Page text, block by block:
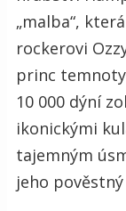
„malba“,
rockerovi
princ
10 000 dýní
ikonickými
tajemným
jeho